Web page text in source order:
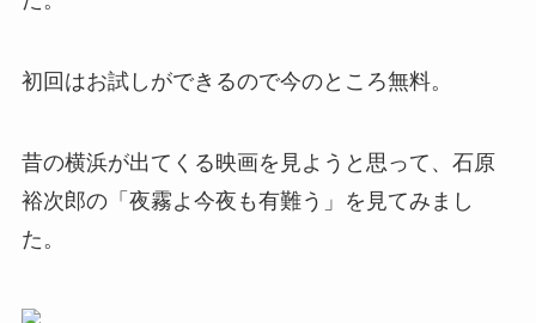
初回はお試しができるので今のところ無料。
昔の横浜が出てくる映画を見ようと思って、石原
裕次郎の「夜霧よ今夜も有難う」を見てみまし
た。